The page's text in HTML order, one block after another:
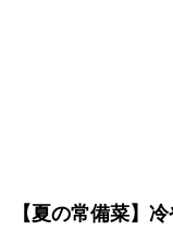
【夏の常備菜】